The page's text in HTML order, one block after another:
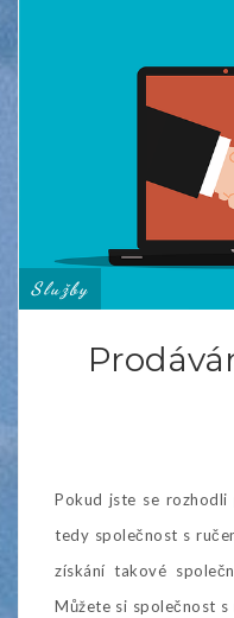
Služby
Pokud jste se
tedy společnost s
získání takové
Můžete si společnost s